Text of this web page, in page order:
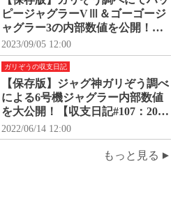
ピージャグラーVⅢ＆ゴーゴージ
ャグラー3の内部数値を公開！
【収支日記#171：2023年6月6日
(火)～6月12日(月)】
2023/09/05 12:00
ガリぞうの収支日記
【保存版】ジャグ神ガリぞう調べ
による6号機ジャグラー内部数値
を大公開！【収支日記#107：2022
年3月15日(火)～3月21日(月)】
2022/06/14 12:00
もっと見る